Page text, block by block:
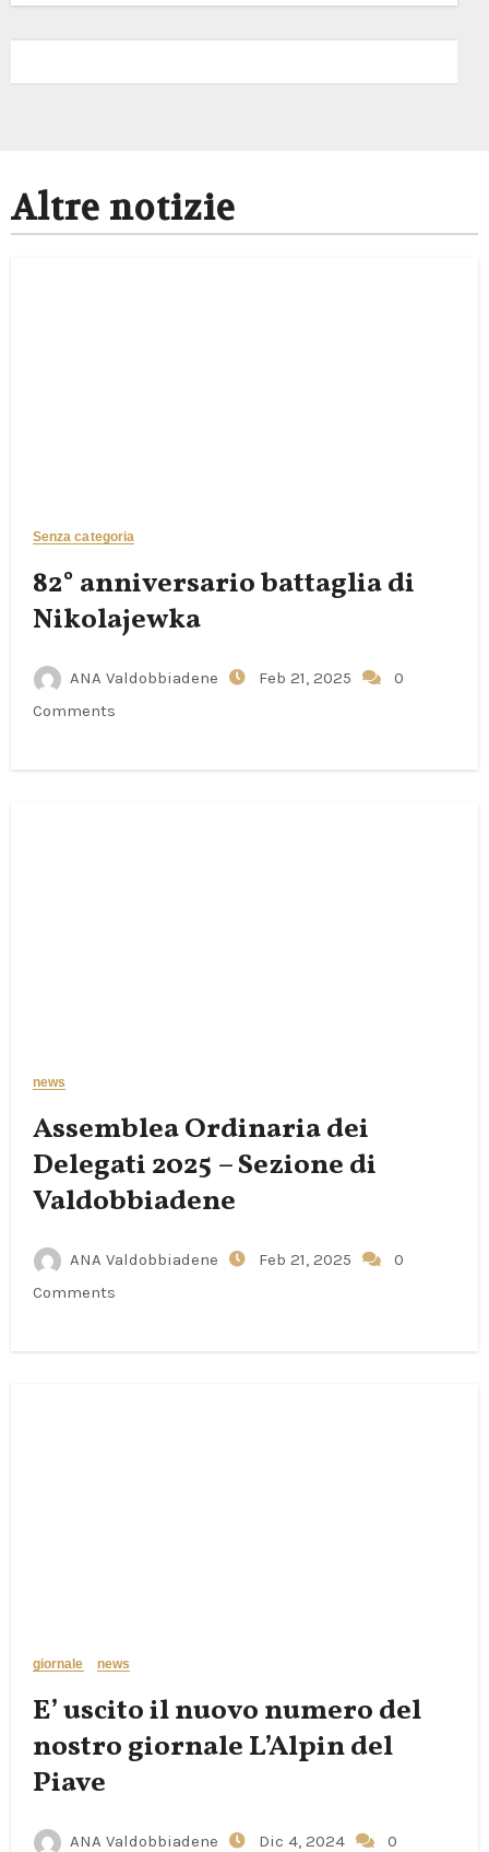
Altre notizie
Senza categoria
82° anniversario battaglia di
Nikolajewka
ANA Valdobbiadene Feb 21, 2025
0
Comments
news
Assemblea Ordinaria dei
Delegati 2025 – Sezione di
Valdobbiadene
ANA Valdobbiadene Feb 21, 2025
0
Comments
giornale news
E’ uscito il nuovo numero del
nostro giornale L’Alpin del
Piave
ANA Valdobbiadene Dic 4, 2024 0